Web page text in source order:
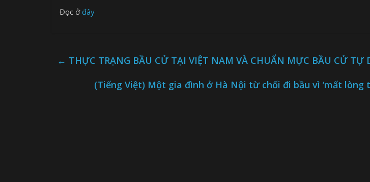
Đọc ởđây
← THỰC TRẠNG BẦU CỬ TẠI VIỆT NAM VÀ CHUẨN MỰC BẦU CỬ TỰ
(Tiếng Việt) Một gia đình ở Hà Nội từ chối đi bầu vì ‘mất lòng